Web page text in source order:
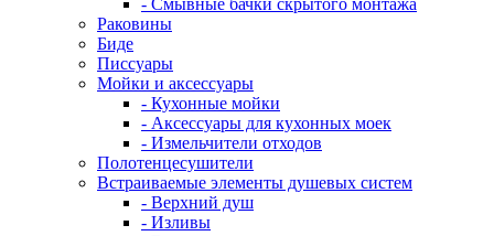
- Смывные бачки скрытого монтажа
Раковины
Биде
Писсуары
Мойки и аксессуары
- Кухонные мойки
- Аксессуары для кухонных моек
- Измельчители отходов
Полотенцесушители
Встраиваемые элементы душевых систем
- Верхний душ
- Изливы